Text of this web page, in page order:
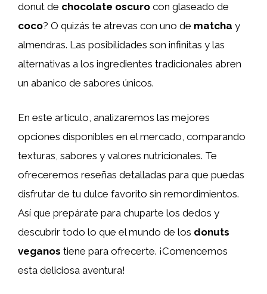
donut de chocolate oscuro con glaseado de
coco? O quizás te atrevas con uno de matcha y
almendras. Las posibilidades son infinitas y las
alternativas a los ingredientes tradicionales abren
un abanico de sabores únicos.
En este artículo, analizaremos las mejores
opciones disponibles en el mercado, comparando
texturas, sabores y valores nutricionales. Te
ofreceremos reseñas detalladas para que puedas
disfrutar de tu dulce favorito sin remordimientos.
Así que prepárate para chuparte los dedos y
descubrir todo lo que el mundo de los donuts
veganos tiene para ofrecerte. ¡Comencemos
esta deliciosa aventura!